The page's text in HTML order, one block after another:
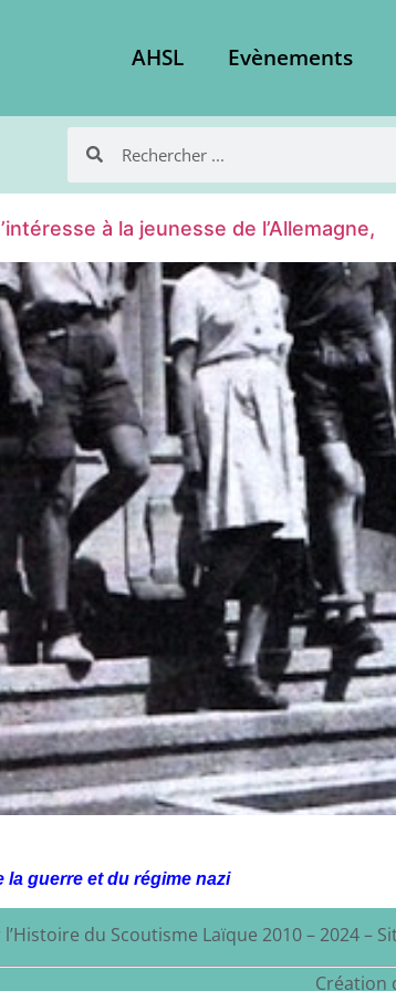
AHSL Evènements
à la jeunesse de l’Allemagne,
guerre et du régime nazi
du Scoutisme Laïque 2010 – 2024 –
Création